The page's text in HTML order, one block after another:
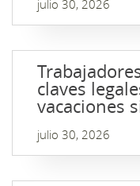
julio 30, 2026
claves
vacaciones
julio 30, 2026